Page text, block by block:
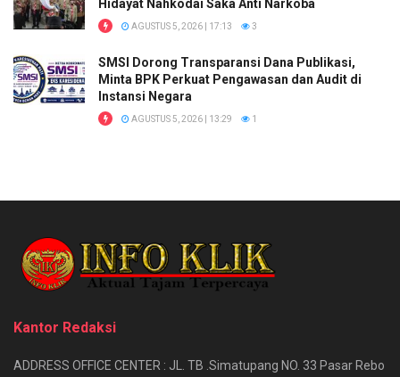
Hidayat Nahkodai Saka Anti Narkoba
AGUSTUS 5, 2026 | 17:13 3
SMSI Dorong Transparansi Dana Publikasi,
Minta BPK Perkuat Pengawasan dan Audit di
Instansi Negara
AGUSTUS 5, 2026 | 13:29 1
Kantor Redaksi
ADDRESS OFFICE CENTER : JL. TB .Simatupang NO. 33 Pasar Rebo